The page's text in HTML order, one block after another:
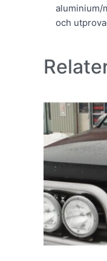
aluminium/
och